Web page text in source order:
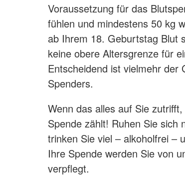
Voraussetzung für das
fühlen und mindestens 50 kg
ab Ihrem 18. Geburtstag Blut
keine obere Altersgrenze für
Entscheidend ist vielmehr der
Spenders.
Wenn das alles auf Sie
Spende zählt! Ruhen Sie sich
trinken Sie viel – alkoholfrei –
Ihre Spende werden Sie von
verpflegt.